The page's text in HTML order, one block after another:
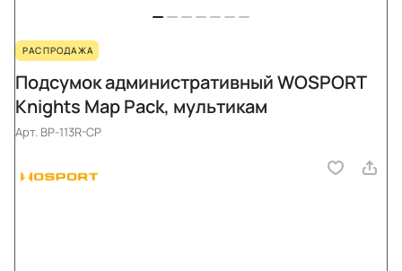
РАСПРОДАЖА
Подсумок административный WOSPORT
Knights Map Pack, мультикам
Арт. BP-113R-CP